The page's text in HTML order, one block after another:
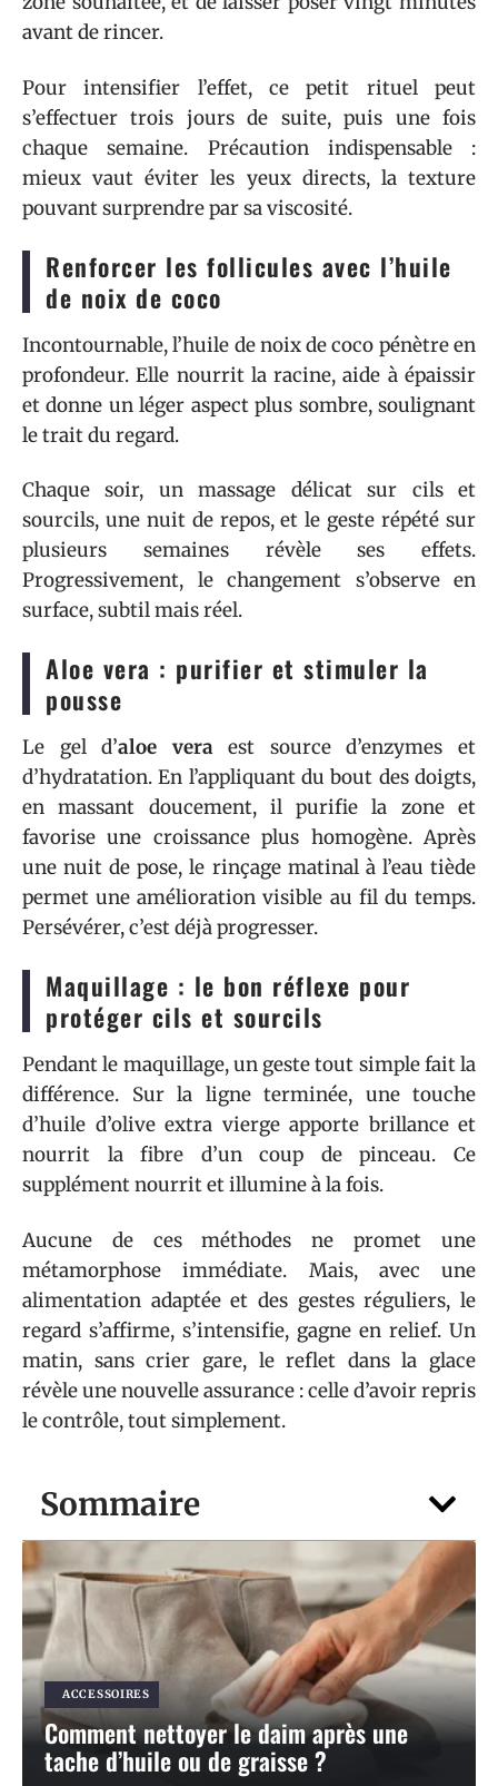
Sommaire
ACCESSOIRES
Comment nettoyer le daim après une
tache d’huile ou de graisse ?
avant de rincer.
Pour intensifier l’effet, ce petit rituel peut
s’effectuer trois jours de suite, puis une fois
chaque semaine. Précaution indispensable :
mieux vaut éviter les yeux directs, la texture
pouvant surprendre par sa viscosité.
Renforcer les follicules avec l’huile
de noix de coco
Incontournable, l’huile de noix de coco pénètre en
profondeur. Elle nourrit la racine, aide à épaissir
et donne un léger aspect plus sombre, soulignant
le trait du regard.
Chaque soir, un massage délicat sur cils et
sourcils, une nuit de repos, et le geste répété sur
plusieurs semaines révèle ses effets.
Progressivement, le changement s’observe en
surface, subtil mais réel.
Aloe vera : purifier et stimuler la
pousse
Le gel d’aloe veraest source d’enzymes et
d’hydratation. En l’appliquant du bout des doigts,
en massant doucement, il purifie la zone et
favorise une croissance plus homogène. Après
une nuit de pose, le rinçage matinal à l’eau tiède
permet une amélioration visible au fil du temps.
Persévérer, c’est déjà progresser.
Maquillage : le bon réflexe pour
protéger cils et sourcils
Pendant le maquillage, un geste tout simple fait la
différence. Sur la ligne terminée, une touche
d’huile d’olive extra vierge apporte brillance et
nourrit la fibre d’un coup de pinceau. Ce
supplément nourrit et illumine à la fois.
Aucune de ces méthodes ne promet une
métamorphose immédiate. Mais, avec une
alimentation adaptée et des gestes réguliers, le
regard s’affirme, s’intensifie, gagne en relief. Un
matin, sans crier gare, le reflet dans la glace
révèle une nouvelle assurance : celle d’avoir repris
le contrôle, tout simplement.